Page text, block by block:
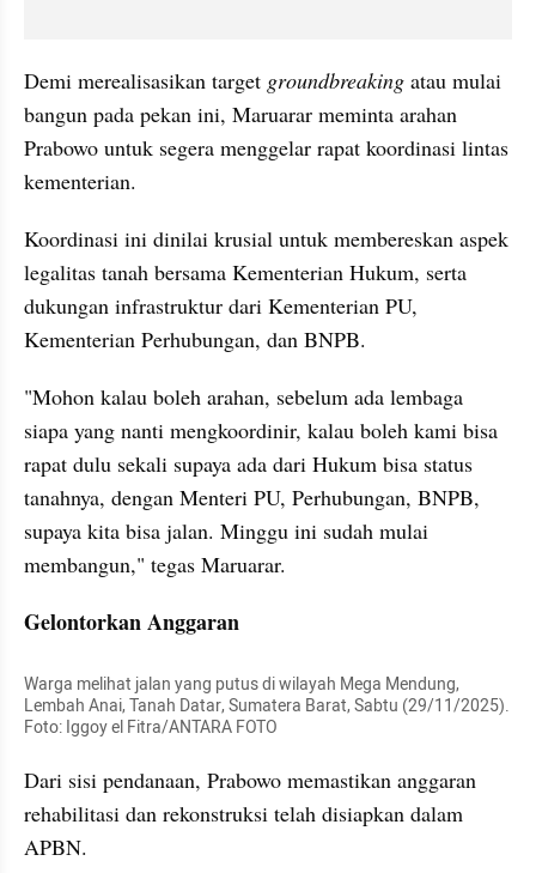
Demi merealisasikan target groundbreaking atau mulai
bangun pada pekan ini, Maruarar meminta arahan
Prabowo untuk segera menggelar rapat koordinasi lintas
kementerian.
Koordinasi ini dinilai krusial untuk membereskan aspek
legalitas tanah bersama Kementerian Hukum, serta
dukungan infrastruktur dari Kementerian PU,
Kementerian Perhubungan, dan BNPB.
"Mohon kalau boleh arahan, sebelum ada lembaga
siapa yang nanti mengkoordinir, kalau boleh kami bisa
rapat dulu sekali supaya ada dari Hukum bisa status
tanahnya, dengan Menteri PU, Perhubungan, BNPB,
supaya kita bisa jalan. Minggu ini sudah mulai
membangun," tegas Maruarar.
Gelontorkan Anggaran
Warga melihat jalan yang putus di wilayah Mega Mendung,
Lembah Anai, Tanah Datar, Sumatera Barat, Sabtu (29/11/2025).
Foto: Iggoy el Fitra/ANTARA FOTO
Dari sisi pendanaan, Prabowo memastikan anggaran
rehabilitasi dan rekonstruksi telah disiapkan dalam
APBN.